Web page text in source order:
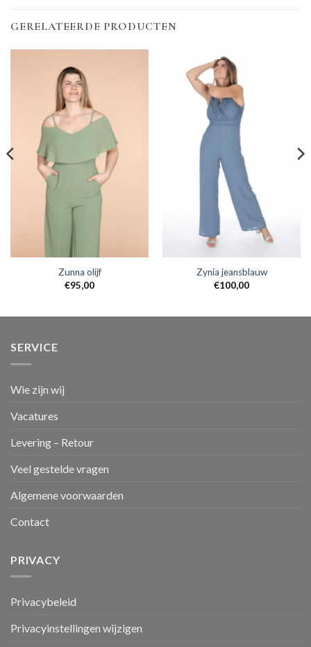
GERELATEERDE PRODUCTEN
Zunna olijf
€95,00
Zynia jeansblauw
€100,00
SERVICE
Wie zijn wij
Vacatures
Levering – Retour
Veel gestelde vragen
Algemene voorwaarden
Contact
PRIVACY
Privacybeleid
Privacyinstellingen wijzigen